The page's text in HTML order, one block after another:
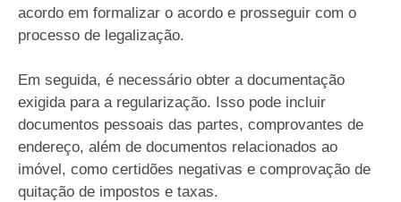
acordo em formalizar o acordo e prosseguir com o
processo de legalização.
Em seguida, é necessário obter a documentação
exigida para a regularização. Isso pode incluir
documentos pessoais das partes, comprovantes de
endereço, além de documentos relacionados ao
imóvel, como certidões negativas e comprovação de
quitação de impostos e taxas.